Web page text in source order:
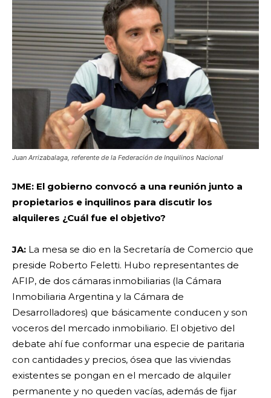
Juan Arrizabalaga, referente de la Federación de Inquilinos Nacional
JME: El gobierno convocó a una reunión junto a
propietarios e inquilinos para discutir los
alquileres ¿Cuál fue el objetivo?
JA: La mesa se dio en la Secretaría de Comercio que
preside Roberto Feletti. Hubo representantes de
AFIP, de dos cámaras inmobiliarias (la Cámara
Inmobiliaria Argentina y la Cámara de
Desarrolladores) que básicamente conducen y son
voceros del mercado inmobiliario. El objetivo del
debate ahí fue conformar una especie de paritaria
con cantidades y precios, ósea que las viviendas
existentes se pongan en el mercado de alquiler
permanente y no queden vacías, además de fijar